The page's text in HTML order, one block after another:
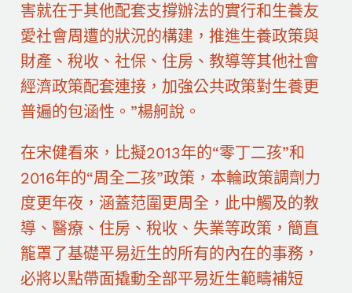
害就在于其他配套支撐辦法的實行和生養友
愛社會周遭的狀況的構建，推進生養政策與
財產、稅收、社保、住房、教導等其他社會
經濟政策配套連接，加強公共政策對生養更
普遍的包涵性。”楊舸說。
在宋健看來，比擬2013年的“零丁二孩”和
2016年的“周全二孩”政策，本輪政策調劑力
度更年夜，涵蓋范圍更周全，此中觸及的教
導、醫療、住房、稅收、失業等政策，簡直
籠罩了基礎平易近生的所有的內在的事務，
必將以點帶面撬動全部平易近生範疇補短